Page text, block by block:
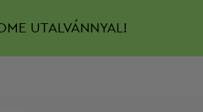
UTALVÁNNYAL!